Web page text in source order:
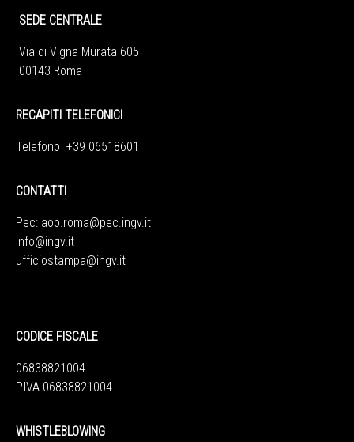
SEDE CENTRALE
Via di Vigna Murata 605
00143 Roma
RECAPITI TELEFONICI
Telefono +39 06518601
CONTATTI
Pec: aoo.roma@pec.ingv.it
info@ingv.it
ufficiostampa@ingv.it
CODICE FISCALE
06838821004
P.IVA 06838821004
WHISTLEBLOWING